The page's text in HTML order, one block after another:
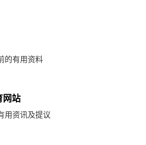
的有用资料
网站
用资讯及提议